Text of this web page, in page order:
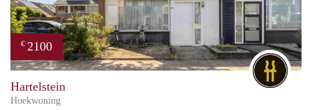
€ 2100
DG
Hartelstein
Hoekwoning